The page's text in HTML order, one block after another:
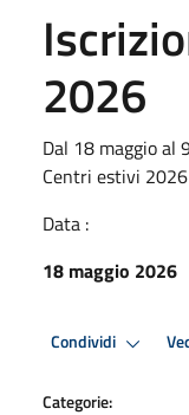
2026
Dal 18 maggio al
Centri estivi 2026
Data :
18 maggio 2026
Condividi
Categorie: